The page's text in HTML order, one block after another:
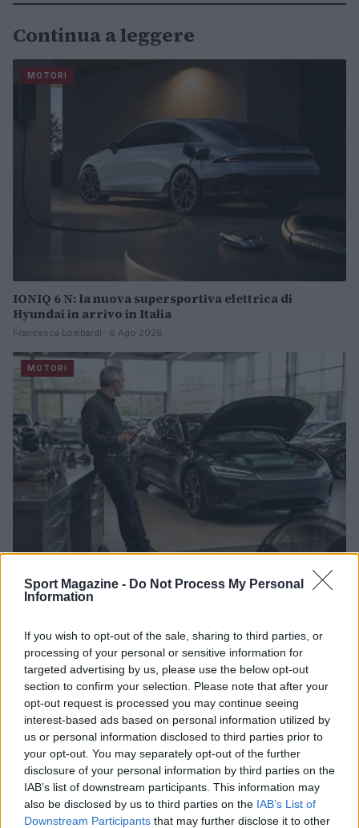
Sport Magazine - Do Not Process My Personal
Information
If you wish to opt-out of the sale, sharing to third parties, or
processing of your personal or sensitive information for
targeted advertising by us, please use the below opt-out
section to confirm your selection. Please note that after your
opt-out request is processed you may continue seeing
interest-based ads based on personal information utilized by
us or personal information disclosed to third parties prior to
your opt-out. You may separately opt-out of the further
disclosure of your personal information by third parties on the
IAB’s list of downstream participants. This information may
also be disclosed by us to third parties on the IAB’s List of
Downstream Participants that may further disclose it to other
Continua a leggere
MOTORI
IONIQ 6 N: la nuova supersportiva elettrica di
Hyundai in arrivo in Italia
Francesca Lombardi · 6 Ago 2026
MOTORI
Range extender auto: differenze con full hybrid e
plug-in